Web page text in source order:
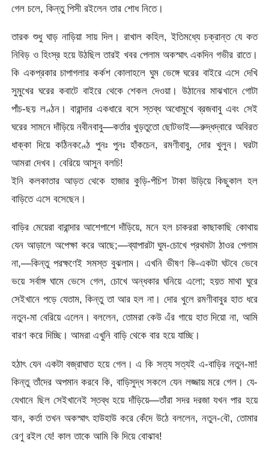
গেল চলে, কিন্তু পিসী রইলেন তার শোধ নিতে।
তারক শুধু ঘাড় নাড়িয়া সায় দিল। রাখাল কহিল, ইতিমধ্যে চক্রান্ত যে কত
নিবিড় ও হিংস্র হয়ে উঠছিল তারই খবর পেলাম অকস্মাৎ একদিন গভীর রাতে।
কি একপ্রকার চাপাগলার কর্কশ কোলাহলে ঘুম ভেঙ্গে ঘরের বাইরে এসে দেখি
সুমুখের ঘরের কবাটে বাইরে থেকে শেকল দেওয়া। উঠানের মাঝখানে গোটা
পাঁচ-ছয় লণ্ঠন। বারান্দার একধারে বসে স্তব্ধ অধোমুখে ব্রজবাবু এবং সেই
ঘরের সামনে দাঁড়িয়ে নবীনবাবু—কর্তার খুড়তুতো ছোটভাই—রুদ্ধদ্বারে অবিরত
ধাক্কা দিয়ে কঠিনকণ্ঠে পুনঃ পুনঃ হাঁকচেন, রমণীবাবু, দোর খুলুন। ঘরটা
আমরা দেখব। বেরিয়ে আসুন বলচি!
ইনি কলকাতার আড়ত থেকে হাজার কুড়ি-পঁচিশ টাকা উড়িয়ে কিছুকাল হল
বাড়িতে এসে বসেছেন।
বাড়ির মেয়েরা বারান্দার আশেপাশে দাঁড়িয়ে, মনে হল চাকররা কাছাকাছি কোথায়
যেন আড়ালে অপেক্ষা করে আছে;—ব্যাপারটা ঘুম-চোখে প্রথমটা ঠাওর পেলাম
না,—কিন্তু পরক্ষণেই সমস্ত বুঝলাম। এখনি ভীষণ কি-একটা ঘটবে ভেবে
ভয়ে সর্বাঙ্গ ঘামে ভেসে গেল, চোখে অন্ধকার ঘনিয়ে এলো; হয়ত মাথা ঘুরে
সেইখানে পড়ে যেতাম, কিন্তু তা আর হল না। দোর খুলে রমণীবাবুর হাত ধরে
নতুন-মা বেরিয়ে এলেন। বললেন, তোমরা কেউ এঁর গায়ে হাত দিয়ো না, আমি
বারণ করে দিচ্ছি। আমরা এখুনি বাড়ি থেকে বার হয়ে যাচ্ছি।
হঠাৎ যেন একটা বজ্রাঘাত হয়ে গেল। এ কি সত্য সত্যই এ-বাড়ির নতুন-মা!
কিন্তু তাঁদের অপমান করবে কি, বাড়িসুদ্ধ সকলে যেন লজ্জায় মরে গেল। যে-
যেখানে ছিল সেইখানেই স্তব্ধ হয়ে দাঁড়িয়ে—তাঁরা সদর দরজা যখন পার হয়ে
যান, কর্তা তখন অকস্মাৎ হাউহাউ করে কেঁদে উঠে বললেন, নতুন-বৌ, তোমার
রেণু রইল যে! কাল তাকে আমি কি দিয়ে বোঝাব!